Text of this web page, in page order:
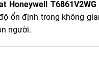
Honeywell T6861V2WG
ổn định trong không
người.